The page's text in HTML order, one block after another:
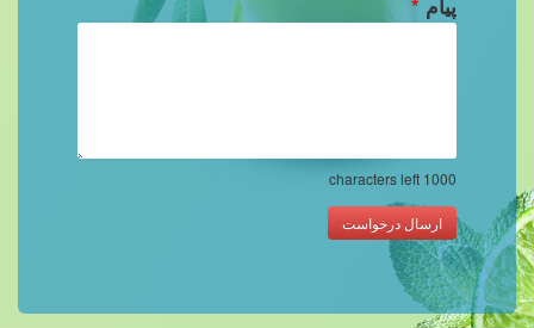
پیام *
1000
ارسال درخواست